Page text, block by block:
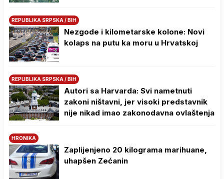
REPUBLIKA SRPSKA / BIH
Nezgode i kilometarske kolone: Novi
kolaps na putu ka moru u Hrvatskoj
REPUBLIKA SRPSKA / BIH
Autori sa Harvarda: Svi nametnuti
zakoni ništavni, jer visoki predstavnik
nije nikad imao zakonodavna ovlaštenja
HRONIKA
Zaplijenjeno 20 kilograma marihuane,
uhapšen Zećanin